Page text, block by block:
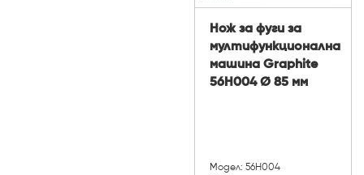
Нож за фуги за
мултифункционална
машина Graphite
56H004 Ø 85 мм
Модел: 56H004